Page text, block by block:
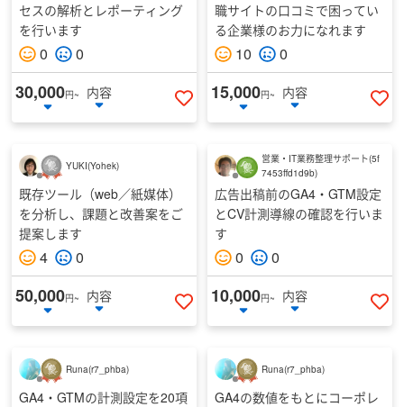
セスの解析とレポーティング
を行います
0 0
30,000円~
内容
いいねする
職サイトの口コミで困ってい
る企業様のお力になれます
10 0
15,000円~
内容
い
YUKI(Yohek)
既存ツール（web／紙媒体）
を分析し、課題と改善案をご
提案します
4 0
50,000円~
内容
いいねする
営業・IT業務整理サポート(5f
7453ffd1d9b)
広告出稿前のGA4・GTM設定
とCV計測導線の確認を行いま
す
0 0
10,000円~
内容
い
Runa(r7_phba)
GA4・GTMの計測設定を20項
Runa(r7_phba)
GA4の数値をもとにコーポレ